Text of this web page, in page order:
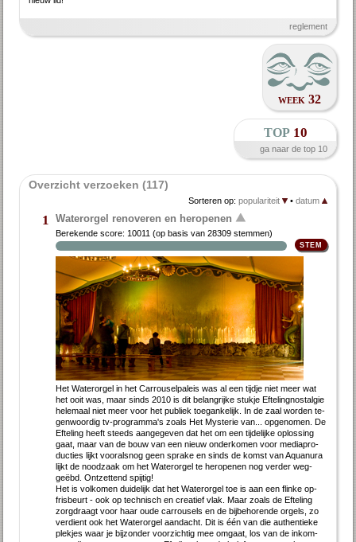
reglement
week 32
top 10
ga naar de top 10
Overzicht verzoeken (117)
Sorteren op: populariteit • datum
1 Waterorgel renoveren en heropenen
Berekende score: 10011 (op basis van28309 stemmen)
Het Wa­ter­or­gel in het Car­rou­sel­pa­leis was al een tijd­je niet meer wat
het ooit was, maar sinds 2010 is dit be­lang­rij­ke stuk­je Ef­te­ling­nostal­gie
he­le­maal niet meer voor het pu­bliek toe­gan­ke­lijk. In de zaal wor­den te­
gen­woor­dig tv-pro­gram­ma's zo­als Het Mysterie van... op­ge­no­men. De
Ef­te­ling heeft steeds aan­ge­ge­ven dat het om een tij­de­lij­ke op­los­sing
gaat, maar van de bouw van een nieuw on­der­ko­men voor me­dia­pro­
duc­ties lijkt voor­als­nog geen spra­ke en sinds de komst van Aquan­ura
lijkt de nood­zaak om het Wa­ter­or­gel te her­o­pe­nen nog ver­der weg­
geëbd. Ont­zet­tend spij­tig!
Het is vol­ko­men dui­de­lijk dat het Wa­ter­or­gel toe is aan een flin­ke op­
fris­beurt - ook op tech­nisch en cre­a­tief vlak. Maar zo­als de Ef­te­ling
zorgdraagt voor haar ou­de car­rou­sels en de bij­be­ho­ren­de or­gels, zo
ver­dient ook het Wa­ter­or­gel aan­dacht. Dit is één van die au­then­tie­ke
plek­jes waar je bij­zon­der voor­zich­tig mee om­gaat, los van de in­kom­